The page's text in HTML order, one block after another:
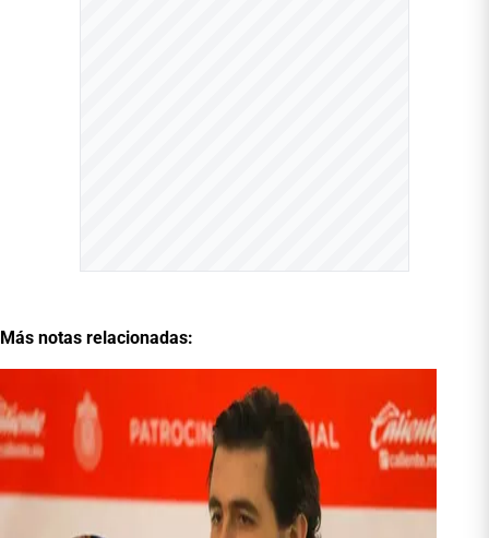
Más notas relacionadas: